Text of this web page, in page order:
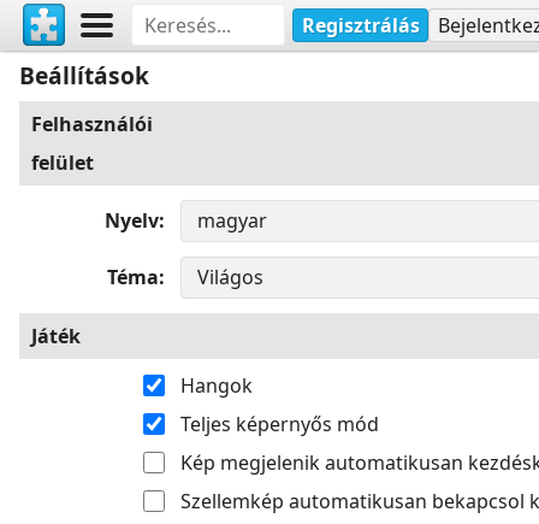
Regisztrálás
Beállítások
Felhasználói
felület
Nyelv
Téma
Játék
Hangok
Teljes képernyős mód
Kép megjelenik automatikusan
Szellemkép automatikusan bekapcsol